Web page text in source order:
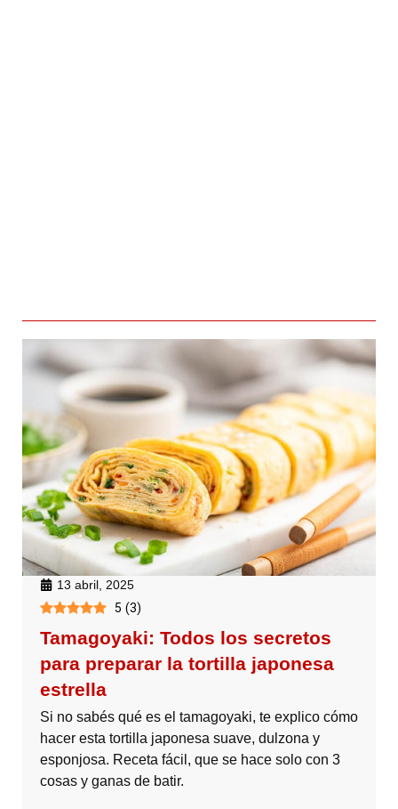
13 abril, 2025
5 (3)
Tamagoyaki: Todos los secretos
para preparar la tortilla japonesa
estrella
Si no sabés qué es el tamagoyaki, te explico cómo
hacer esta tortilla japonesa suave, dulzona y
esponjosa. Receta fácil, que se hace solo con 3
cosas y ganas de batir.